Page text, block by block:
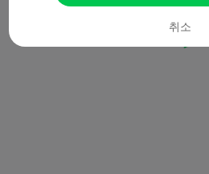
취소